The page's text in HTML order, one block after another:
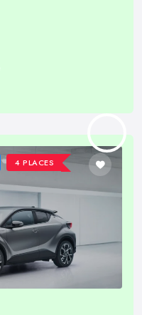
4 PLACES